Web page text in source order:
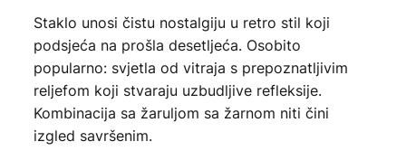
Staklo unosi čistu nostalgiju u retro stil koji
podsjeća na prošla desetljeća. Osobito
popularno: svjetla od vitraja s prepoznatljivim
reljefom koji stvaraju uzbudljive refleksije.
Kombinacija sa žaruljom sa žarnom niti čini
izgled savršenim.